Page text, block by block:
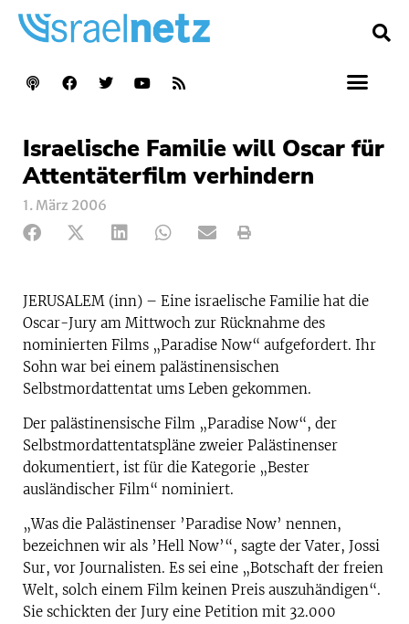
Israelische Familie will Oscar für
Attentäterfilm verhindern
1. März 2006
JERUSALEM (inn) – Eine israelische Familie hat die
Oscar-Jury am Mittwoch zur Rücknahme des
nominierten Films „Paradise Now“ aufgefordert. Ihr
Sohn war bei einem palästinensischen
Selbstmordattentat ums Leben gekommen.
Der palästinensische Film „Paradise Now“, der
Selbstmordattentatspläne zweier Palästinenser
dokumentiert, ist für die Kategorie „Bester
ausländischer Film“ nominiert.
„Was die Palästinenser ’Paradise Now’ nennen,
bezeichnen wir als ’Hell Now’“, sagte der Vater, Jossi
Sur, vor Journalisten. Es sei eine „Botschaft der freien
Welt, solch einem Film keinen Preis auszuhändigen“.
Sie schickten der Jury eine Petition mit 32.000